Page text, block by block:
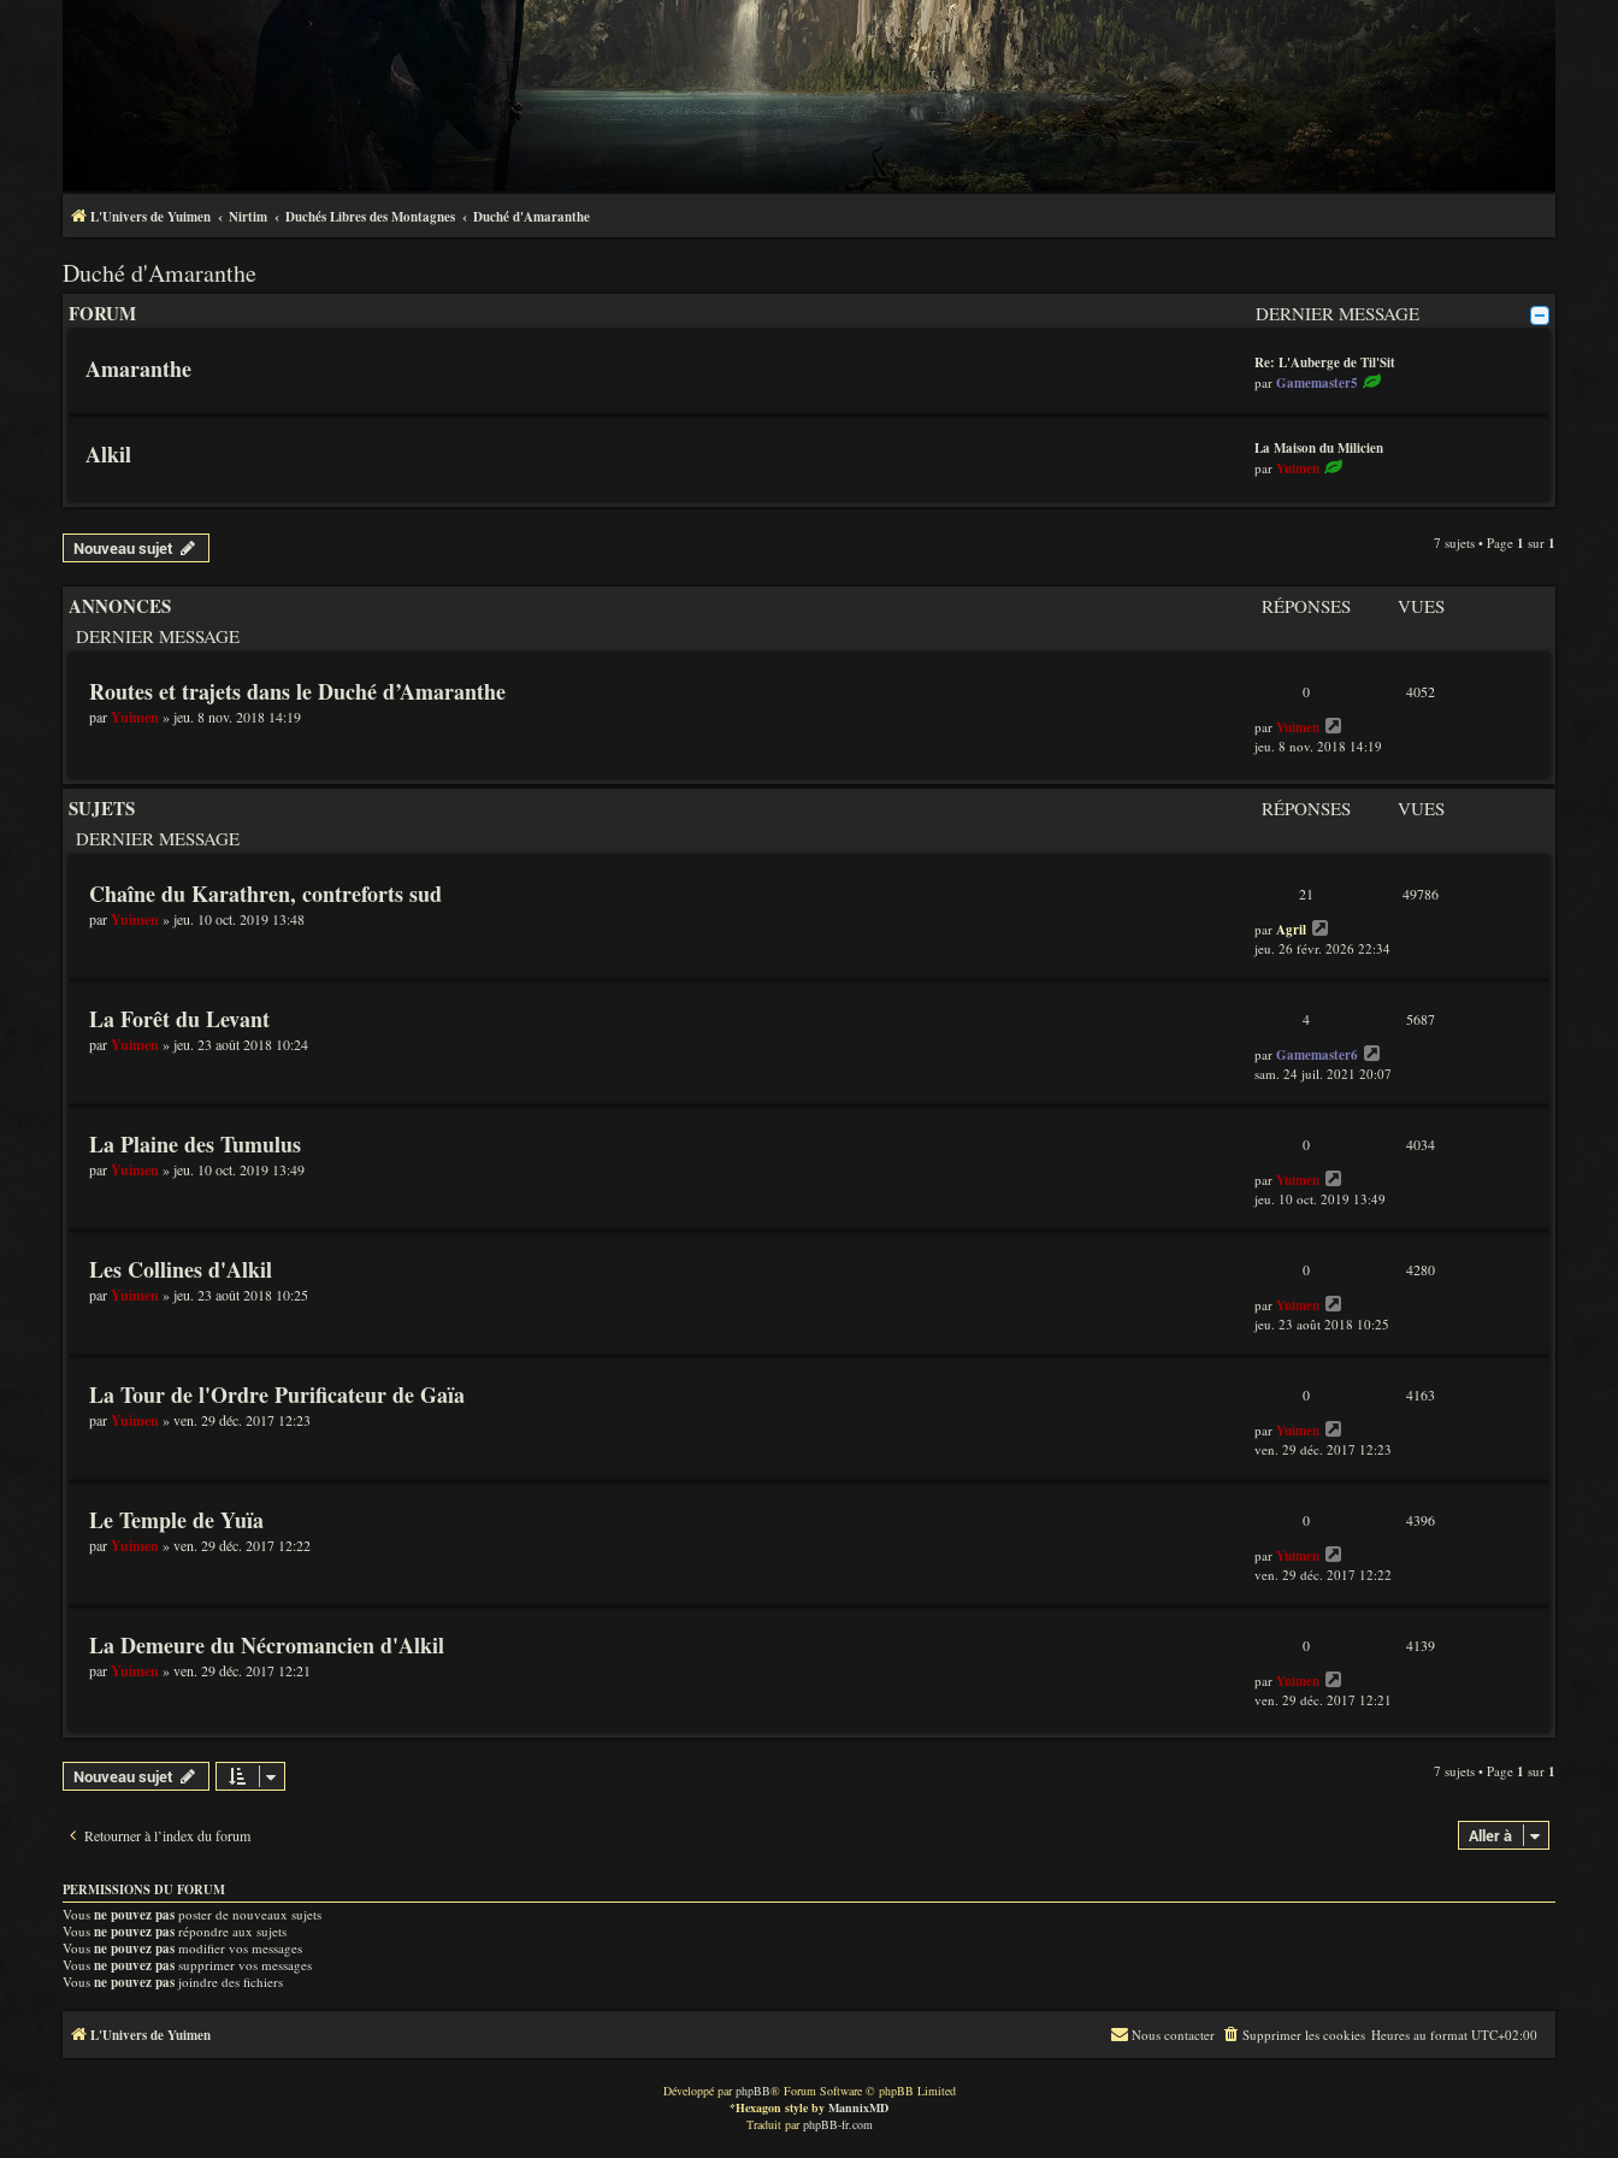
L'Univers de Yuimen Nirtim Duchés Libres des Montagnes Duché d'Amaranthe
Duché d'Amaranthe
FORUM DERNIER MESSAGE
Amaranthe Re: L'Auberge de Til'Sit
par Gamemaster5
e
Alkil La Maison du Milicien
par Yuimen
e
r
g
e
Nouveau sujet 7 sujets • Page 1 sur 1
ANNONCES RÉPONSES
VUES
DERNIER MESSAGE
Routes et trajets dans le Duché d’Amaranthe
parYuimen» jeu. 8 nov. 2018 14:19
0 4052
par Yuimen
jeu. 8 nov. 2018 14:19
SUJETS RÉPONSES
VUES
DERNIER MESSAGE
Chaîne du Karathren, contreforts sud
parYuimen» jeu. 10 oct. 2019 13:48
21 49786
par Agril
jeu. 26 févr. 2026 22:34
La Forêt du Levant
parYuimen» jeu. 23 août 2018 10:24
4 5687
par Gamemaster6
sam. 24 juil. 2021 20:07
La Plaine des Tumulus
parYuimen» jeu. 10 oct. 2019 13:49
0 4034
par Yuimen
jeu. 10 oct. 2019 13:49
Les Collines d'Alkil
parYuimen» jeu. 23 août 2018 10:25
0 4280
par Yuimen
jeu. 23 août 2018 10:25
La Tour de l'Ordre Purificateur de Gaïa
parYuimen» ven. 29 déc. 2017 12:23
0 4163
par Yuimen
ven. 29 déc. 2017 12:23
Le Temple de Yuïa
parYuimen» ven. 29 déc. 2017 12:22
0 4396
par Yuimen
ven. 29 déc. 2017 12:22
La Demeure du Nécromancien d'Alkil
parYuimen» ven. 29 déc. 2017 12:21
0 4139
par Yuimen
ven. 29 déc. 2017 12:21
Nouveau sujet 7 sujets • Page 1 sur 1
Retourner à l’index du forum Aller à
PERMISSIONS DU FORUM
Vous ne pouvez pas poster de nouveaux sujets
Vous ne pouvez pas répondre aux sujets
Vous ne pouvez pas modifier vos messages
Vous ne pouvez pas supprimer vos messages
Vous ne pouvez pas joindre des fichiers
L'Univers de Yuimen Heures au format UTC+02:00
Supprimer les cookies
Nous contacter
Développé parphpBB® Forum Software © phpBB Limited
*Hexagon style by MannixMD
Traduit parphpBB-fr.com